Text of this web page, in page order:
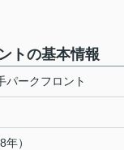
トの基本情報
パークフロント
）